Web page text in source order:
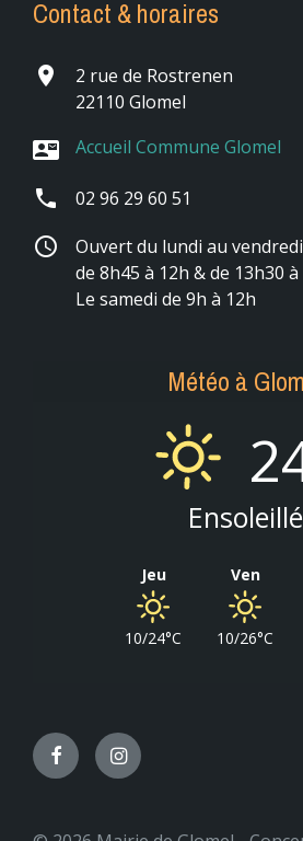
Contact & horaires
place
2 rue de Rostrenen
22110 Glomel
contact_mail Accueil Commune Glomel
phone 02 96 29 60 51
schedule
Ouvert du lundi au vendredi
de 8h45 à 12h & de 13h30 à
Le samedi de 9h à 12h
Météo à
Ensoleillé
Jeu
10/24°C
Ven
10/26°C
FacebookInstagram